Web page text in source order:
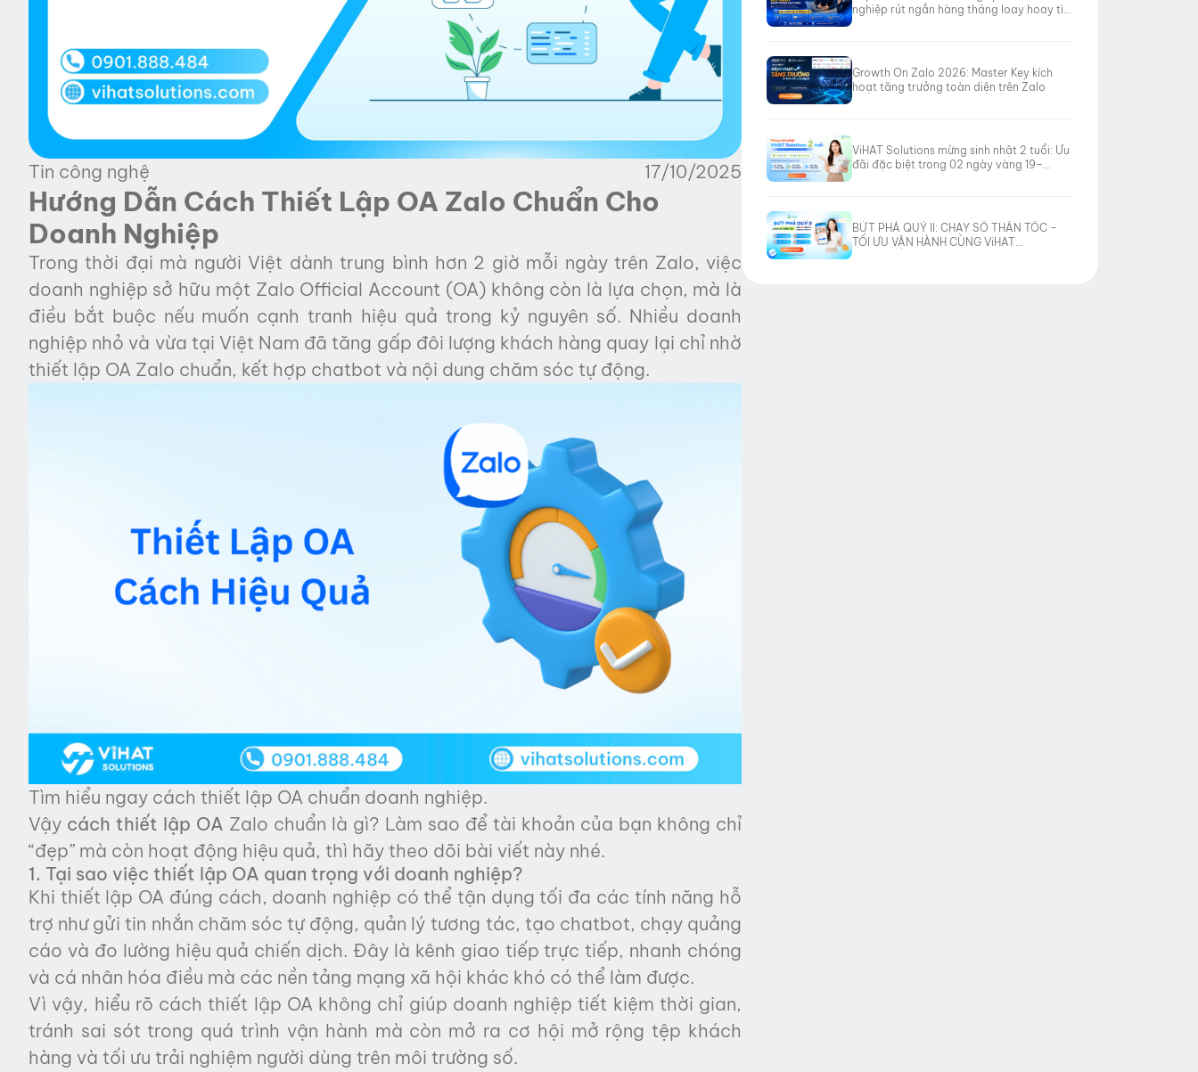
Tin công nghệ 17/10/2025
Hướng Dẫn Cách Thiết Lập OA Zalo Chuẩn Cho
Doanh Nghiệp
Trong thời đại mà người Việt dành trung bình hơn 2 giờ mỗi ngày trên Zalo, việc
doanh nghiệp sở hữu một Zalo Official Account (OA) không còn là lựa chọn, mà là
điều bắt buộc nếu muốn cạnh tranh hiệu quả trong kỷ nguyên số. Nhiều doanh
nghiệp nhỏ và vừa tại Việt Nam đã tăng gấp đôi lượng khách hàng quay lại chỉ nhờ
thiết lập OA Zalo chuẩn, kết hợp chatbot và nội dung chăm sóc tự động.
Tìm hiểu ngay cách thiết lập OA chuẩn doanh nghiệp.
Vậy cách thiết lập OA Zalo chuẩn là gì? Làm sao để tài khoản của bạn không chỉ
“đẹp” mà còn hoạt động hiệu quả, thì hãy theo dõi bài viết này nhé.
1. Tại sao việc thiết lập OA quan trọng với doanh nghiệp?
Khi thiết lập OA đúng cách, doanh nghiệp có thể tận dụng tối đa các tính năng hỗ
trợ như gửi tin nhắn chăm sóc tự động, quản lý tương tác, tạo chatbot, chạy quảng
cáo và đo lường hiệu quả chiến dịch. Đây là kênh giao tiếp trực tiếp, nhanh chóng
và cá nhân hóa điều mà các nền tảng mạng xã hội khác khó có thể làm được.
Vì vậy, hiểu rõ cách thiết lập OA không chỉ giúp doanh nghiệp tiết kiệm thời gian,
tránh sai sót trong quá trình vận hành mà còn mở ra cơ hội mở rộng tệp khách
hàng và tối ưu trải nghiệm người dùng trên môi trường số.
nghiệp rút ngắn hàng tháng loay hoay tìm
Growth On Zalo 2026: Master Key kích
hoạt tăng trưởng toàn diện trên Zalo
ViHAT Solutions mừng sinh nhật 2 tuổi: Ưu
đãi đặc biệt trong 02 ngày vàng 19–
BỨT PHÁ QUÝ II: CHẠY SỐ THẦN TỐC –
TỐI ƯU VẬN HÀNH CÙNG ViHAT